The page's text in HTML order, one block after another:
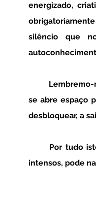
energizado,
silêncio que
se abre espaço
desbloquear, a
intensos, pode